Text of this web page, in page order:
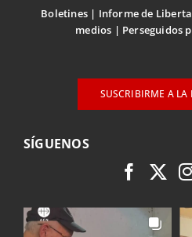
Boletines Informe de
medios
Perseguidos
SUSCRIBIRME A LA
SÍGUENOS